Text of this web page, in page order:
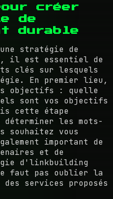
créer
de
durable
stratégie de
il est essentiel de
clés sur lesquels
En premier lieu,
objectifs : quelle
sont vos objectifs
cette étape
les mots-
souhaitez vous
important de
et de
d'linkbuilding
faut pas oublier la
services proposés